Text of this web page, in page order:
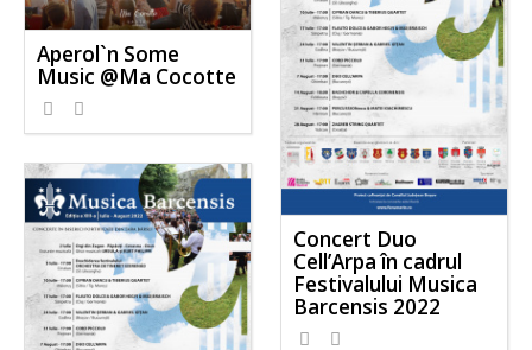
Aperol`n Some
Music @Ma Cocotte
674
Concert Duo
Cell’Arpa în cadrul
Festivalului Musica
Barcensis 2022
725